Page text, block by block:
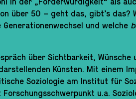
in der „Förderwürdigkeit“ als
über 50 – geht das, gibt’s das?
Generationenwechsel und welche
über Sichtbarkeit, Wünsche
Künsten. Mit einem
Soziologie am Institut für
u.a.